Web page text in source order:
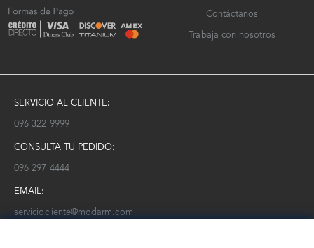
Contáctanos
Trabaja con nosotros
SERVICIO AL CLIENTE:
096 322 9999
CONSULTA TU PEDIDO:
096 297 4444
EMAIL:
serviciocliente@modarm.com